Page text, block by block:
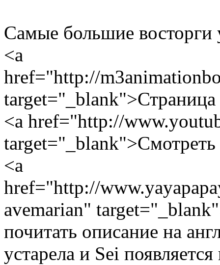
Cамые большие восторги
<a
href="http://
<a href="http://
<a
href="http://
avemarian"
почитать описание на
устарела и Sei